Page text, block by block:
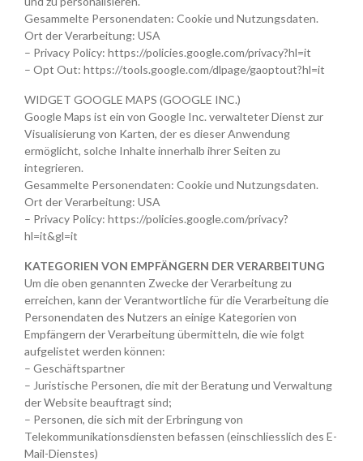
Gesammelte Personendaten: Cookie und Nutzungsdaten.
Ort der Verarbeitung: USA
– Privacy Policy: https://policies.google.com/privacy?hl=it
– Opt Out: https://tools.google.com/dlpage/gaoptout?hl=it
WIDGET GOOGLE MAPS (GOOGLE INC.)
Google Maps ist ein von Google Inc. verwalteter Dienst zur
Visualisierung von Karten, der es dieser Anwendung
ermöglicht, solche Inhalte innerhalb ihrer Seiten zu
integrieren.
Gesammelte Personendaten: Cookie und Nutzungsdaten.
Ort der Verarbeitung: USA
– Privacy Policy: https://policies.google.com/privacy?
hl=it&gl=it
KATEGORIEN VON EMPFÄNGERN DER VERARBEITUNG
Um die oben genannten Zwecke der Verarbeitung zu
erreichen, kann der Verantwortliche für die Verarbeitung die
Personendaten des Nutzers an einige Kategorien von
Empfängern der Verarbeitung übermitteln, die wie folgt
aufgelistet werden können:
– Geschäftspartner
– Juristische Personen, die mit der Beratung und Verwaltung
der Website beauftragt sind;
– Personen, die sich mit der Erbringung von
Telekommunikationsdiensten befassen (einschliesslich des E-
Mail-Dienstes)